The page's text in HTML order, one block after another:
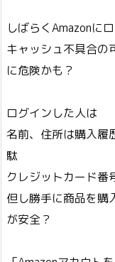
しばらくAmazonに
キャッシュ不具合の
に危険かも？
ログインした人は
名前、住所は購入履
駄
クレジットカード番
但し勝手に商品を購
が安全？